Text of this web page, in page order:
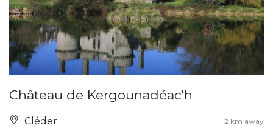
Château de Kergounadéac'h
Cléder 2 km away